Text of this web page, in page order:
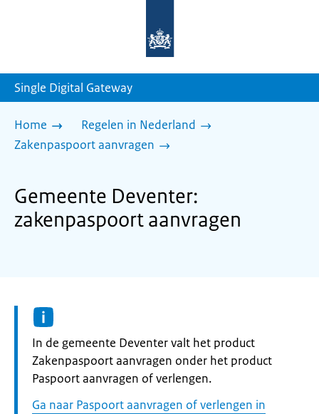
homepage
Single Digital Gateway
Home
Regelen in Nederland
Zakenpaspoort aanvragen
Gemeente Deventer:
zakenpaspoort aanvragen
Informatie:
In de gemeente Deventer valt het product
Zakenpaspoort aanvragen onder het product
Paspoort aanvragen of verlengen.
Ga naar Paspoort aanvragen of verlengen in